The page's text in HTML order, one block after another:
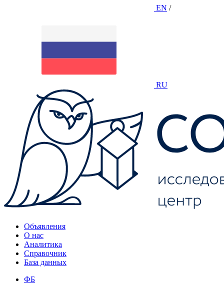
EN /
RU
Объявления
О нас
Аналитика
Справочник
База данных
ФБ